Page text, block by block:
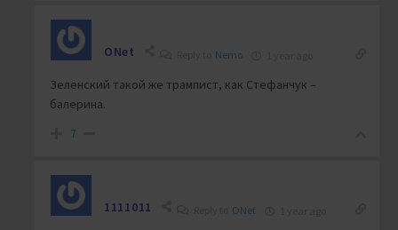
ONet Nemo
Зеленский такой же трампист, как Стефанчук –
балерина.
7
1111011 ONet